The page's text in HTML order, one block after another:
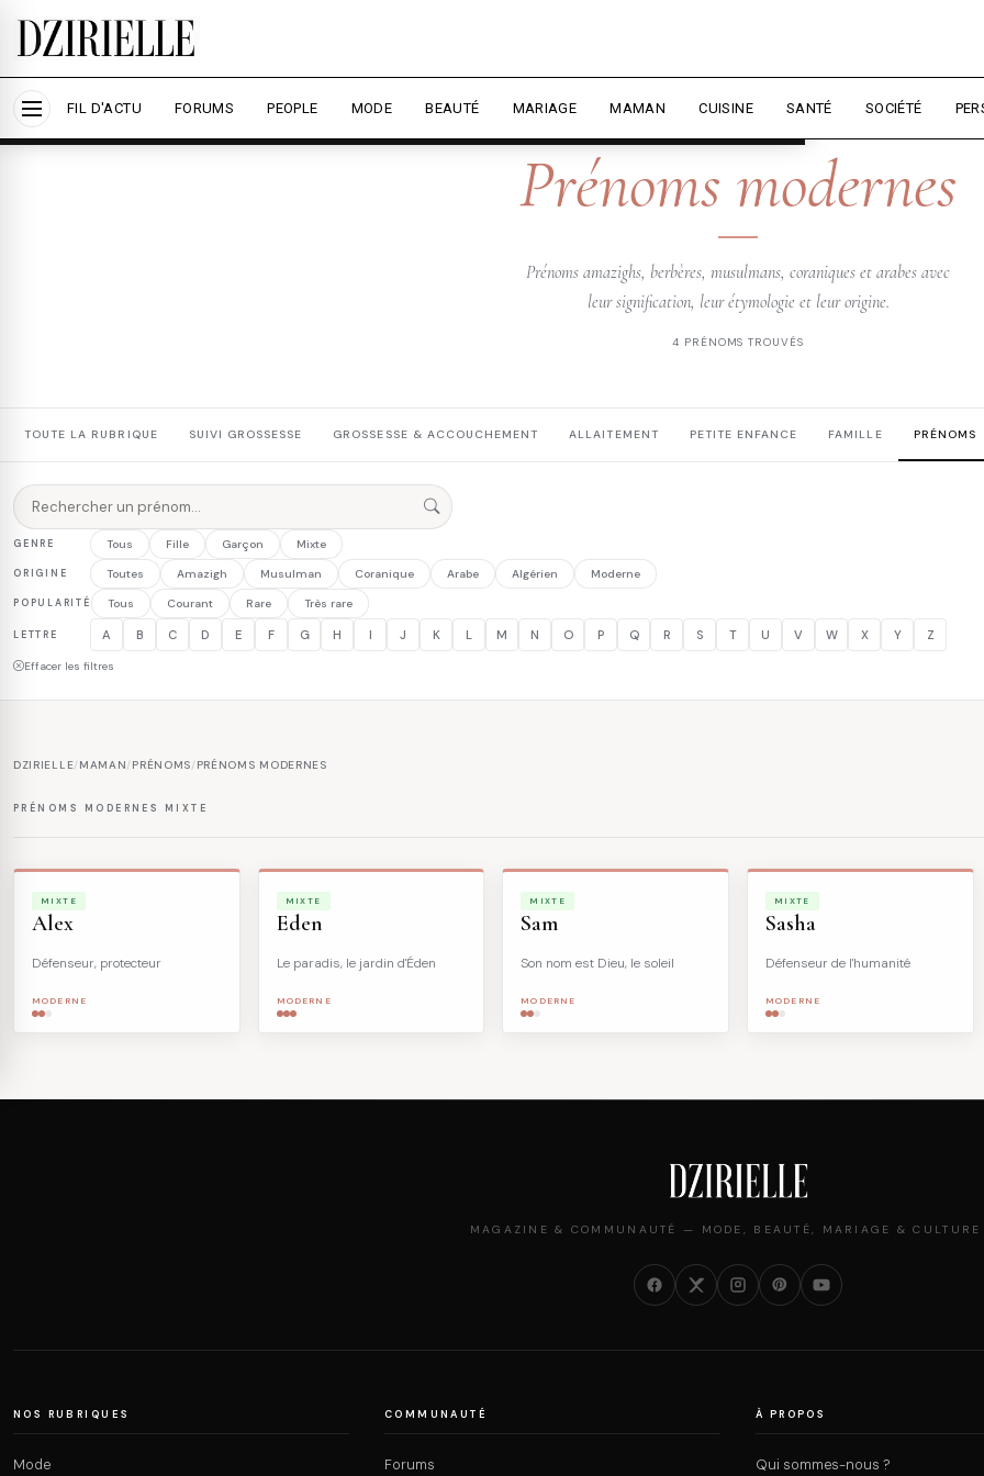
Nous utilisons des cookies pour améliorer votre expérience et mesurer l'audience.
Accepter tout Personnaliser
FIL D'ACTU FORUMS PEOPLE MODE BEAUTÉ MARIAGE MAMAN CUISINE SANTÉ SOCIÉTÉ
Prénoms modernes
Prénoms amazighs, berbères, musulmans, coraniques et arabes avec
leur signification, leur étymologie et leur origine.
4 PRÉNOMS TROUVÉS
TOUTE LA RUBRIQUE SUIVI GROSSESSE GROSSESSE & ACCOUCHEMENT ALLAITEMENT PETITE ENFANCE FAMILLE PRÉNOMS
GENRE Tous Fille Garçon Mixte
ORIGINE Toutes Amazigh Musulman Coranique Arabe Algérien Moderne
POPULARITÉ Tous Courant Rare Très rare
LETTRE A B C D E F G H I J K L M N O P Q R S T U V W X Y Z
Effacer les filtres
DZIRIELLE/ MAMAN/ PRÉNOMS/ PRÉNOMS MODERNES
PRÉNOMS MODERNES MIXTE
MIXTE
Alex
Défenseur, protecteur
MODERNE
MIXTE
Eden
Le paradis, le jardin d'Éden
MODERNE
MIXTE
Sam
Son nom est Dieu, le soleil
MODERNE
MIXTE
Sasha
Défenseur de l'humanité
MODERNE
MAGAZINE & COMMUNAUTÉ — MODE, BEAUTÉ, MARIAGE & CULTURE
NOS RUBRIQUES
Mode
COMMUNAUTÉ
Forums
À PROPOS
Qui sommes-nous ?